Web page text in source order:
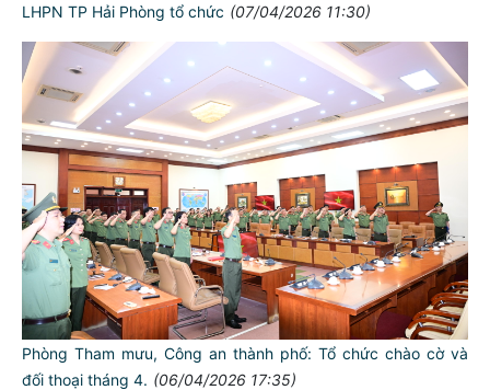
LHPN TP Hải Phòng tổ chức (07/04/2026 11:30)
Phòng Tham mưu, Công an thành phố: Tổ chức chào cờ và
đối thoại tháng 4. (06/04/2026 17:35)